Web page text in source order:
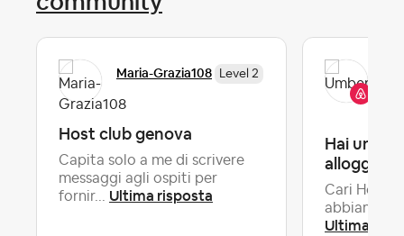
Maria-Grazia108 Level 2
Host club genova
Capita solo a me di scrivere
messaggi agli ospiti per
fornir... Ultima risposta
Hai una
alloggio?
Cari Host,
abbiamo
Ultima